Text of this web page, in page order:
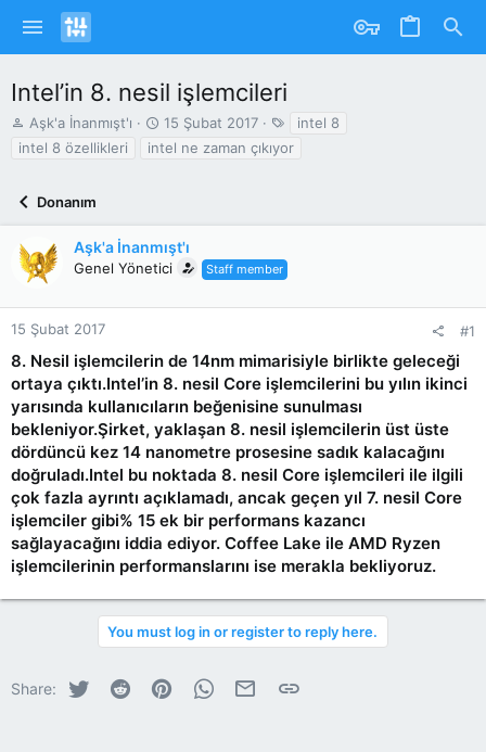
Intel’in 8. nesil işlemcileri
K
o
a
ş
t
a
n
Aşk'a İnanmışt'ı
B
ı
ç
h
i
15 Şubat 2017
intel 8
intel 8 özellikleri
intel ne zaman çıkıyor
Donanım
Aşk'a İnanmışt'ı
Genel Yönetici Staff member
15 Şubat 2017 #1
8. Nesil işlemcilerin de 14nm mimarisiyle birlikte geleceği
ortaya çıktı.Intel’in 8. nesil Core işlemcilerini bu yılın ikinci
yarısında kullanıcıların beğenisine sunulması
bekleniyor.Şirket, yaklaşan 8. nesil işlemcilerin üst üste
dördüncü kez 14 nanometre prosesine sadık kalacağını
doğruladı.Intel bu noktada 8. nesil Core işlemcileri ile ilgili
çok fazla ayrıntı açıklamadı, ancak geçen yıl 7. nesil Core
işlemciler gibi% 15 ek bir performans kazancı
sağlayacağını iddia ediyor. Coffee Lake ile AMD Ryzen
işlemcilerinin performanslarını ise merakla bekliyoruz.
You must log in or register to reply here.
Share: Twitter Reddit PinterestWhatsApp
E-postaLink